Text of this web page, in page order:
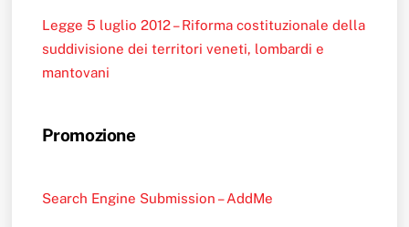
Legge 5 luglio 2012 – Riforma costituzionale della
suddivisione dei territori veneti, lombardi e
mantovani
Promozione
Search Engine Submission – AddMe